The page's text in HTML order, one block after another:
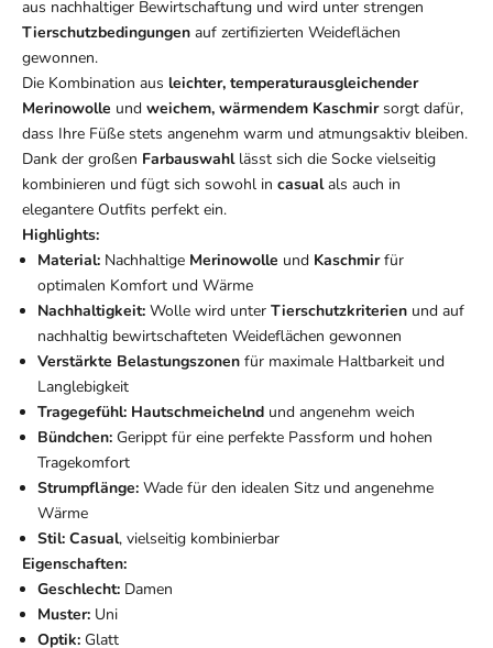
aus nachhaltiger Bewirtschaftung und wird unter strengen
Tierschutzbedingungen auf zertifizierten Weideflächen
gewonnen.
Die Kombination aus leichter, temperaturausgleichender
Merinowolle und weichem, wärmendem Kaschmirsorgt dafür,
dass Ihre Füße stets angenehm warm und atmungsaktiv bleiben.
Dank der großen Farbauswahllässt sich die Socke vielseitig
kombinieren und fügt sich sowohl in casualals auch in
elegantere Outfits perfekt ein.
Highlights:
Material: Nachhaltige Merinowolle und Kaschmirfür
optimalen Komfort und Wärme
Nachhaltigkeit: Wolle wird unter Tierschutzkriterien und auf
nachhaltig bewirtschafteten Weideflächen gewonnen
Verstärkte Belastungszonen für maximale Haltbarkeit und
Langlebigkeit
Tragegefühl: Hautschmeichelnd und angenehm weich
Bündchen: Gerippt für eine perfekte Passform und hohen
Tragekomfort
Strumpflänge: Wade für den idealen Sitz und angenehme
Wärme
Stil: Casual, vielseitig kombinierbar
Eigenschaften:
Geschlecht: Damen
Muster: Uni
Optik: Glatt